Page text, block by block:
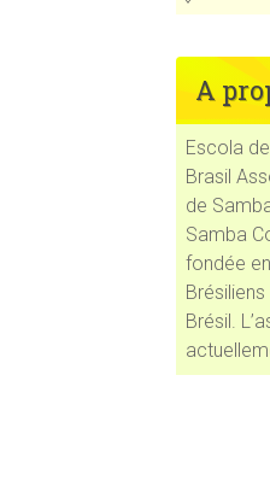
A
Escola
Brasil
de
Samba
fondée
Brésil.